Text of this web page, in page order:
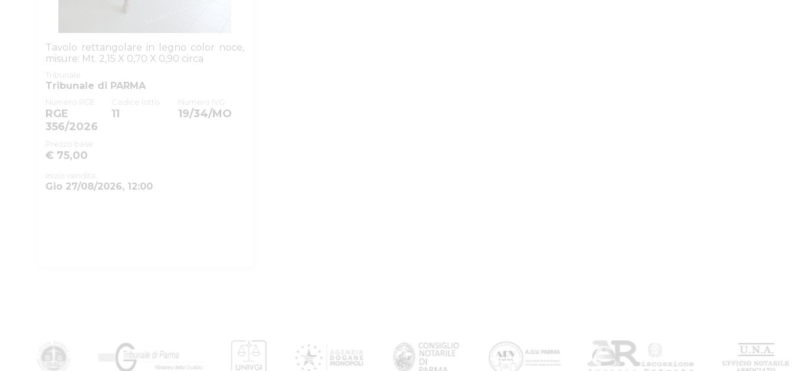
Tavolo rettangolare in legno color noce,
misure: Mt. 2,15 X 0,70 X 0,90 circa
Tribunale
Tribunale di PARMA
Numero RGE
RGE
356/2026
Codice lotto
11
Numero IVG
19/34/MO
Prezzo base
€ 75,00
Inizio vendita
Gio 27/08/2026, 12:00